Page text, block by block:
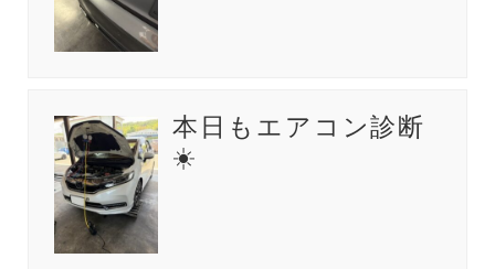
本日もエアコン診断
☀️